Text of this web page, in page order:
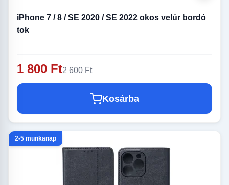
iPhone 7 / 8 / SE 2020 / SE 2022 okos velúr bordó
tok
1 800 Ft2 600 Ft
Kosárba
2-5 munkanap